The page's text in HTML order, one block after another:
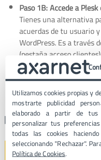
Paso 1B: Accede a
Tienes una alternativa
acuerdas de tu usuario
WordPress. Es a través
(pestaña acceso
necesitarás saber tu
no, dispones de un
mediante el cual se te
restablecerla.
Utilizamos cookies propias y
mostrarte publicidad
elaborado a partir de tus
personalizar tus
todas las cookies
seleccionando "Rechazar".
Política de Cookies.